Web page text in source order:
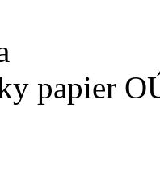
papier